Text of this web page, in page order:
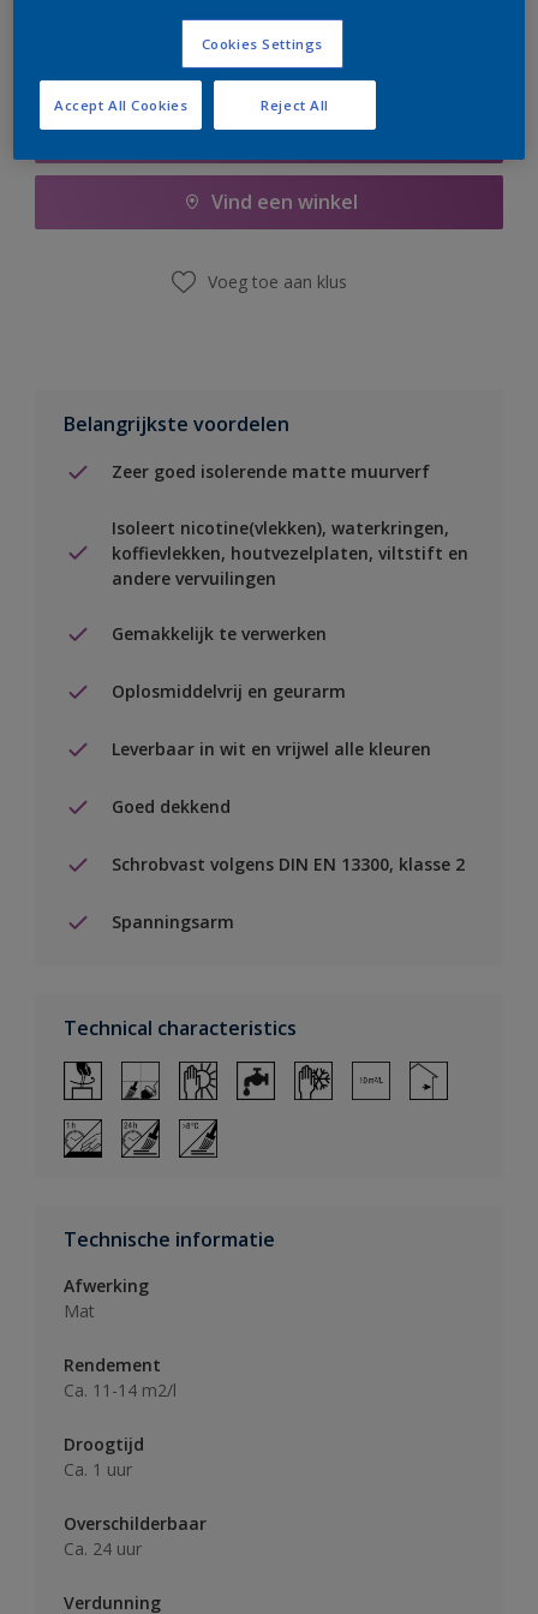
Boodschappenlijst
Vind een winkel
Voeg toe aan klus
Belangrijkste voordelen
Zeer goed isolerende matte muurverf
Isoleert nicotine(vlekken), waterkringen,
koffievlekken, houtvezelplaten, viltstift en
andere vervuilingen
Gemakkelijk te verwerken
Oplosmiddelvrij en geurarm
Leverbaar in wit en vrijwel alle kleuren
Goed dekkend
Schrobvast volgens DIN EN 13300, klasse 2
Spanningsarm
Technical characteristics
Technische informatie
Afwerking
Mat
Rendement
Ca. 11-14 m2/l
Droogtijd
Ca. 1 uur
Overschilderbaar
Ca. 24 uur
Verdunning
Cookies Settings
Reject All
Accept All Cookies